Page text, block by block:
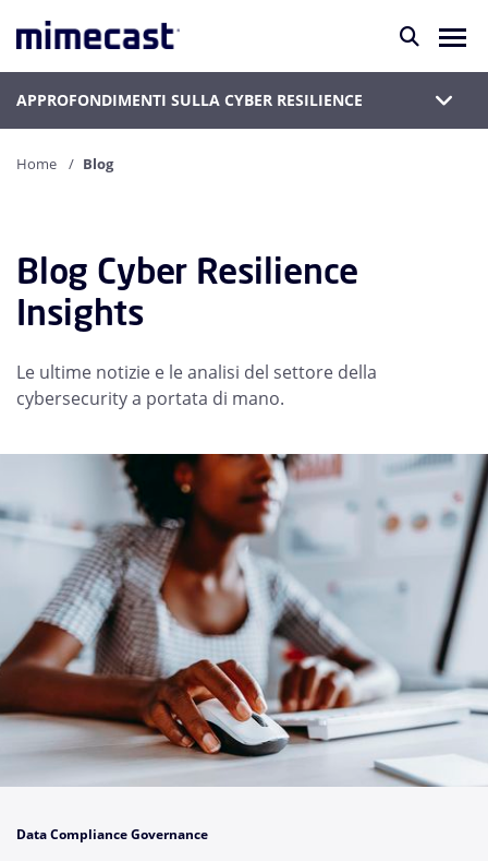
APPROFONDIMENTI SULLA CYBER RESILIENCE
Home Blog
Blog Cyber Resilience
Insights
Le ultime notizie e le analisi del settore della
cybersecurity a portata di mano.
Data Compliance Governance